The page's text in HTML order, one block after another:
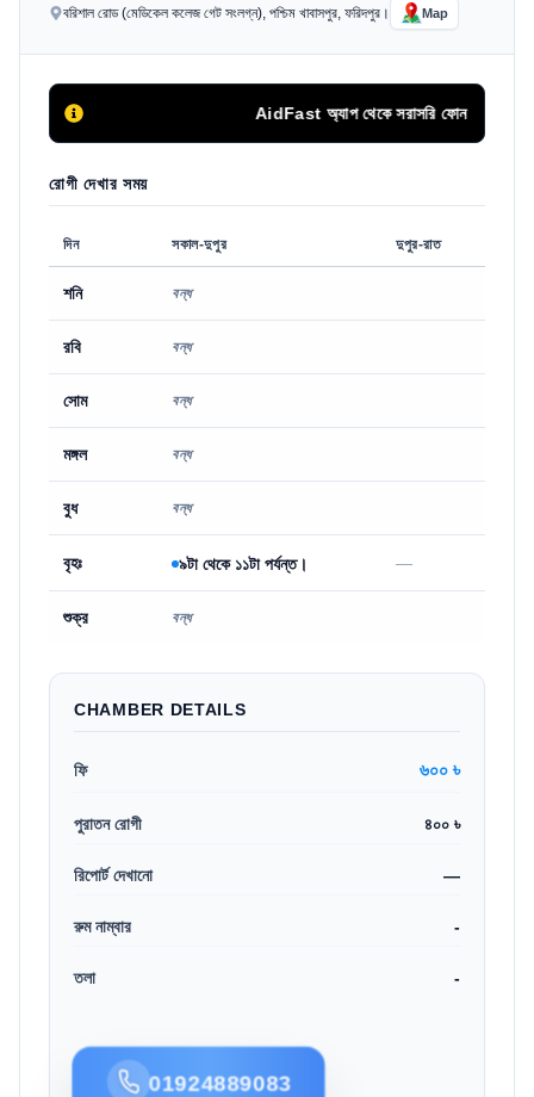
বরিশাল রোড (মেডিকেল কলেজ গেট সংলগ্ন), পশ্চিম খাবাসপুর, ফরিদপুর। Map
AidFast অ্যাপ থেকে সরাসরি ফোন কলের মাধ্যমে
রোগী দেখার সময়
দিন সকাল-দুপুর দুপুর-রাত
শনি বন্ধ
রবি বন্ধ
সোম বন্ধ
মঙ্গল বন্ধ
বুধ বন্ধ
বৃহঃ ৯টা থেকে ১১টা পর্যন্ত। —
শুক্র বন্ধ
CHAMBER DETAILS
ফি ৬০০ ৳
পুরাতন রোগী ৪০০ ৳
রিপোর্ট দেখানো —
রুম নাম্বার -
তলা -
01924889083